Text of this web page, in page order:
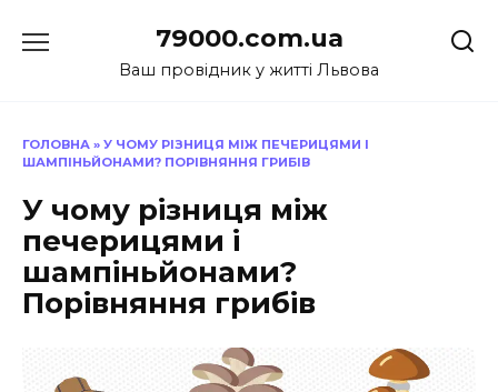
до
79000.com.ua
Ваш провідник у житті Львова
ГОЛОВНА » У ЧОМУ РІЗНИЦЯ МІЖ ПЕЧЕРИЦЯМИ І
ШАМПІНЬЙОНАМИ? ПОРІВНЯННЯ ГРИБІВ
У чому різниця між
печерицями і
шампіньйонами?
Порівняння грибів